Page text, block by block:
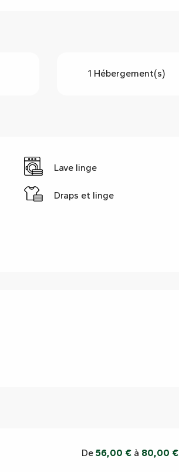
1 Hébergement(s)
Lave linge
Draps et linge
De56,00 € à 80,00 €